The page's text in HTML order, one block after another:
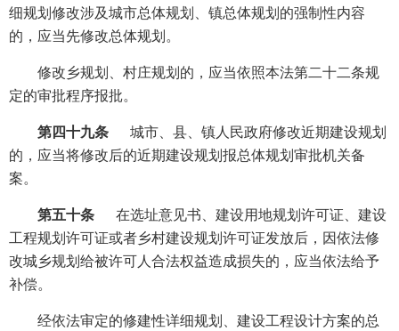
细规划修改涉及城市总体规划、镇总体规划的强制性内容
的，应当先修改总体规划。
修改乡规划、村庄规划的，应当依照本法第二十二条规
定的审批程序报批。
第四十九条
城市、县、镇人民政府修改近期建设规划
的，应当将修改后的近期建设规划报总体规划审批机关备
案。
第五十条
在选址意见书、建设用地规划许可证、建设
工程规划许可证或者乡村建设规划许可证发放后，因依法修
改城乡规划给被许可人合法权益造成损失的，应当依法给予
补偿。
经依法审定的修建性详细规划、建设工程设计方案的总